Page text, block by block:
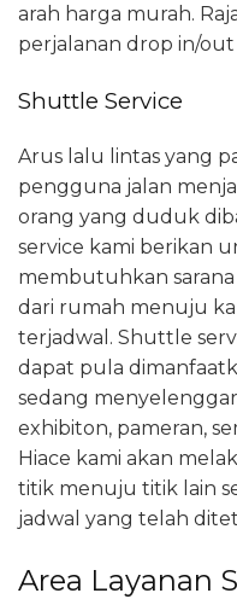
arah harga murah.
perjalanan drop in/
Shuttle Service
Arus lalu lintas yang
pengguna jalan
orang yang duduk
service kami berikan
membutuhkan
dari rumah menuju
terjadwal. Shuttle
dapat pula
sedang
exhibiton, pameran,
Hiace kami akan
titik menuju titik lain
jadwal yang telah
Area Layanan